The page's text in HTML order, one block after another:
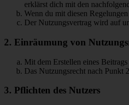
erklärst dich mit den
Wenn du mit diesen
Der Nutzungsvertrag wird auf
2. Einräumung von
Mit dem Erstellen eines
Das Nutzungsrecht nach Punkt
3. Pflichten des Nutzers